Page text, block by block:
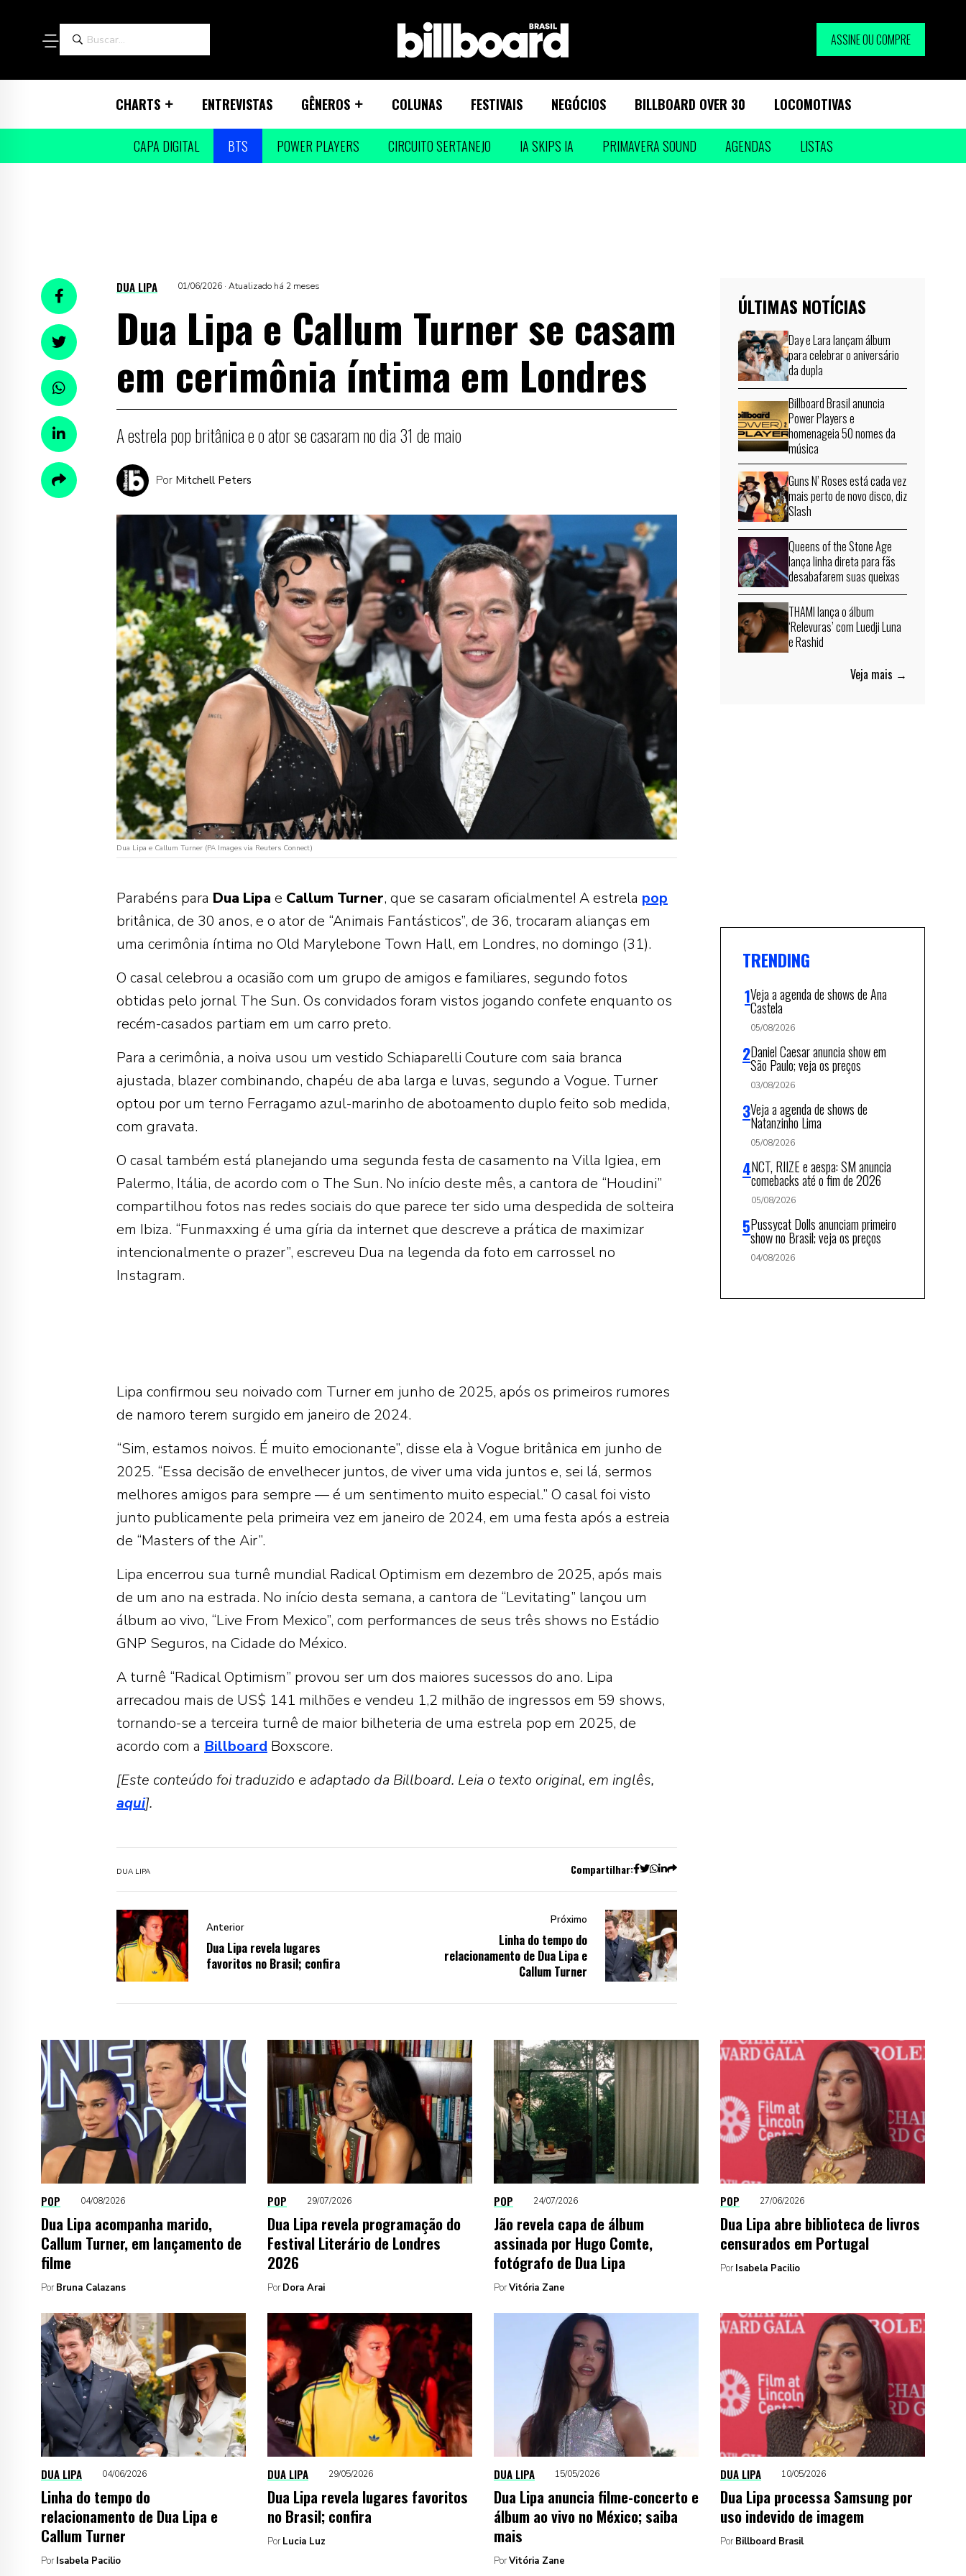
ASSINE OU COMPRE
CHARTS ENTREVISTAS GÊNEROS COLUNAS FESTIVAIS NEGÓCIOS BILLBOARD OVER 30 LOCOMOTIVAS
CAPA DIGITAL BTS POWER PLAYERS CIRCUITO SERTANEJO IA SKIPS IA PRIMAVERA SOUND AGENDAS LISTAS
DUA LIPA 01/06/2026 · Atualizado há 2 meses
Dua Lipa e Callum Turner se casam
em cerimônia íntima em Londres
A estrela pop britânica e o ator se casaram no dia 31 de maio
Por Mitchell Peters
Dua Lipa e Callum Turner (PA Images via Reuters Connect)
Parabéns para Dua Lipa e Callum Turner, que se casaram oficialmente! A estrela pop
britânica, de 30 anos, e o ator de “Animais Fantásticos”, de 36, trocaram alianças em
uma cerimônia íntima no Old Marylebone Town Hall, em Londres, no domingo (31).
O casal celebrou a ocasião com um grupo de amigos e familiares, segundo fotos
obtidas pelo jornal The Sun. Os convidados foram vistos jogando confete enquanto os
recém-casados ​​partiam em um carro preto.
Para a cerimônia, a noiva usou um vestido Schiaparelli Couture com saia branca
ajustada, blazer combinando, chapéu de aba larga e luvas, segundo a Vogue. Turner
optou por um terno Ferragamo azul-marinho de abotoamento duplo feito sob medida,
com gravata.
O casal também está planejando uma segunda festa de casamento na Villa Igiea, em
Palermo, Itália, de acordo com o The Sun. No início deste mês, a cantora de “Houdini”
compartilhou fotos nas redes sociais do que parece ter sido uma despedida de solteira
em Ibiza. “Funmaxxing é uma gíria da internet que descreve a prática de maximizar
intencionalmente o prazer”, escreveu Dua na legenda da foto em carrossel no
Instagram.
Lipa confirmou seu noivado com Turner em junho de 2025, após os primeiros rumores
de namoro terem surgido em janeiro de 2024.
“Sim, estamos noivos. É muito emocionante”, disse ela à Vogue britânica em junho de
2025. “Essa decisão de envelhecer juntos, de viver uma vida juntos e, sei lá, sermos
melhores amigos para sempre — é um sentimento muito especial.” O casal foi visto
junto publicamente pela primeira vez em janeiro de 2024, em uma festa após a estreia
de “Masters of the Air”.
Lipa encerrou sua turnê mundial Radical Optimism em dezembro de 2025, após mais
de um ano na estrada. No início desta semana, a cantora de “Levitating” lançou um
álbum ao vivo, “Live From Mexico”, com performances de seus três shows no Estádio
GNP Seguros, na Cidade do México.
A turnê “Radical Optimism” provou ser um dos maiores sucessos do ano. Lipa
arrecadou mais de US$ 141 milhões e vendeu 1,2 milhão de ingressos em 59 shows,
tornando-se a terceira turnê de maior bilheteria de uma estrela pop em 2025, de
acordo com a Billboard Boxscore.
[Este conteúdo foi traduzido e adaptado da Billboard. Leia o texto original, em inglês,
aqui].
DUA LIPA Compartilhar:
Anterior
Dua Lipa revela lugares
favoritos no Brasil; confira
Próximo
Linha do tempo do
relacionamento de Dua Lipa e
Callum Turner
ÚLTIMAS NOTÍCIAS
Day e Lara lançam álbum
para celebrar o aniversário
da dupla
Billboard Brasil anuncia
Power Players e
homenageia 50 nomes da
música
Guns N’ Roses está cada vez
mais perto de novo disco, diz
Slash
Queens of the Stone Age
lança linha direta para fãs
desabafarem suas queixas
THAMI lança o álbum
‘Relevuras’ com Luedji Luna
e Rashid
Veja mais →
TRENDING
Veja a agenda de shows de Ana
Castela
05/08/2026
Daniel Caesar anuncia show em
São Paulo; veja os preços
03/08/2026
Veja a agenda de shows de
Natanzinho Lima
05/08/2026
NCT, RIIZE e aespa: SM anuncia
comebacks até o fim de 2026
05/08/2026
Pussycat Dolls anunciam primeiro
show no Brasil; veja os preços
04/08/2026
POP 04/08/2026
Dua Lipa acompanha marido,
Callum Turner, em lançamento de
filme
Por Bruna Calazans
POP 29/07/2026
Dua Lipa revela programação do
Festival Literário de Londres
2026
Por Dora Arai
POP 24/07/2026
Jão revela capa de álbum
assinada por Hugo Comte,
fotógrafo de Dua Lipa
PorVitória Zane
POP 27/06/2026
Dua Lipa abre biblioteca de livros
censurados em Portugal
Por Isabela Pacilio
DUA LIPA 04/06/2026
Linha do tempo do
relacionamento de Dua Lipa e
Callum Turner
Por Isabela Pacilio
DUA LIPA 29/05/2026
Dua Lipa revela lugares favoritos
no Brasil; confira
Por Lucia Luz
DUA LIPA 15/05/2026
Dua Lipa anuncia filme-concerto e
álbum ao vivo no México; saiba
mais
PorVitória Zane
DUA LIPA 10/05/2026
Dua Lipa processa Samsung por
uso indevido de imagem
Por Billboard Brasil